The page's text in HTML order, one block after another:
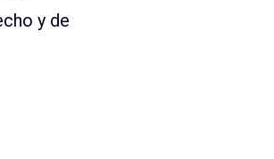
y de